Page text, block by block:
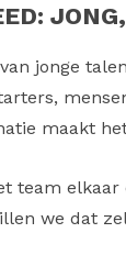
jonge
maakt
team elkaar
we dat